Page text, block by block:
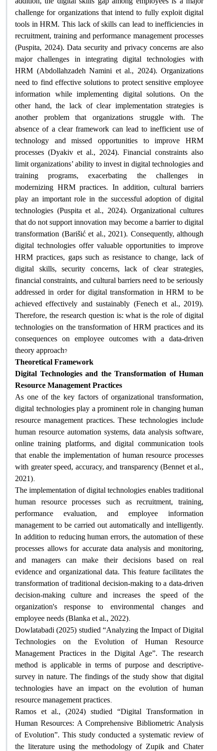
challenge for organizations that intend to fully exploit digital
tools in HRM. This lack of skills can lead to inefficiencies in
recruitment, training and performance management processes
(Puspita, 2024). Data security and privacy concerns are also
major challenges in integrating digital technologies with
HRM (Abdollahzadeh Namini et al., 2024). Organizations
need to find effective solutions to protect sensitive employee
information while implementing digital solutions. On the
other hand, the lack of clear implementation strategies is
another problem that organizations struggle with. The
absence of a clear framework can lead to inefficient use of
technology and missed opportunities to improve HRM
processes (Dyakiv et al., 2024). Financial constraints also
limit organizations’ ability to invest in digital technologies and
training programs, exacerbating the challenges in
modernizing HRM practices. In addition, cultural barriers
play an important role in the successful adoption of digital
technologies (Puspita et al., 2024). Organizational cultures
that do not support innovation may become a barrier to digital
transformation (Barišić et al., 2021). Consequently, although
digital technologies offer valuable opportunities to improve
HRM practices, gaps such as resistance to change, lack of
digital skills, security concerns, lack of clear strategies,
financial constraints, and cultural barriers need to be seriously
addressed in order for digital transformation in HRM to be
achieved effectively and sustainably (Fenech et al., 2019).
Therefore, the research question is: what is the role of digital
technologies on the transformation of HRM practices and its
consequences on employee outcomes with a data-driven
theory approach?
Theoretical Framework
Digital Technologies and the Transformation of Human
Resource Management Practices
As one of the key factors of organizational transformation,
digital technologies play a prominent role in changing human
resource management practices. These technologies include
human resource automation systems, data analysis software,
online training platforms, and digital communication tools
that enable the implementation of human resource processes
with greater speed, accuracy, and transparency (Bennet et al.,
2021).
The implementation of digital technologies enables traditional
human resource processes such as recruitment, training,
performance evaluation, and employee information
management to be carried out automatically and intelligently.
In addition to reducing human errors, the automation of these
processes allows for accurate data analysis and monitoring,
and managers can make their decisions based on real
evidence and organizational data. This feature facilitates the
transformation of traditional decision-making to a data-driven
decision-making culture and increases the speed of the
organization's response to environmental changes and
employee needs (Blanka et al., 2022).
Dowlatabadi (2025) studied “Analyzing the Impact of Digital
Technologies on the Evolution of Human Resource
Management Practices in the Digital Age”. The research
method is applicable in terms of purpose and descriptive-
survey in nature. The findings of the study show that digital
technologies have an impact on the evolution of human
resource management practices.
Ramos et al., (2024) studied “Digital Transformation in
Human Resources: A Comprehensive Bibliometric Analysis
of Evolution”. This study conducted a systematic review of
the literature using the methodology of Zupik and Chater